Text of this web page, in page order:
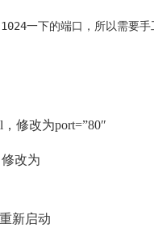
一下的端口，所以需
，修改为port=”80″
修改为
新启动